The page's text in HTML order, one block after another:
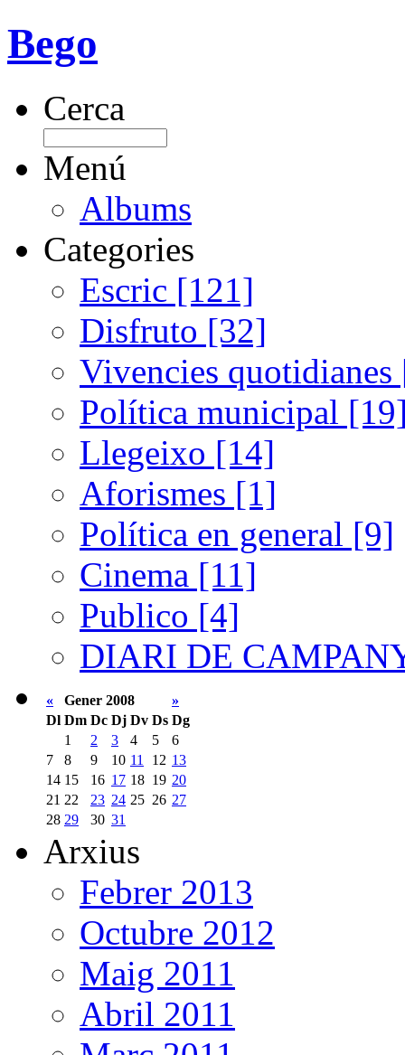
Bego
Cerca
Menú
Albums
Categories
Escric [121]
Disfruto [32]
Vivencies
Política municipal
Llegeixo [14]
Aforismes [1]
Política en general [9]
Cinema [11]
Publico [4]
DIARI DE
« Gener 2008
»
Dl Dm Dc Dj Dv Ds Dg
1
2 3 4 5
6
7
8 9 10 11 12 13
14 15 16 17 18 19 20
21 22 23 24 25 26 27
28 29 30 31
Arxius
Febrer 2013
Octubre 2012
Maig 2011
Abril 2011